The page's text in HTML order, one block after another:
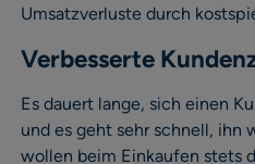
Umsatzverluste durch
Verbesserte
Es dauert lange, sich einen
und es geht sehr schnell, ihn
wollen beim Einkaufen stets